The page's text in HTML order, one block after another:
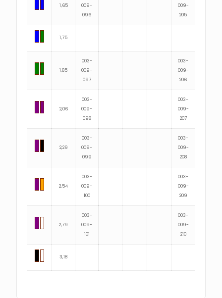
1,65
009-
096
009-
205
1,75
1,85
003-
009-
097
003-
009-
206
2,06
003-
009-
098
003-
009-
207
2,29
003-
009-
099
003-
009-
208
2,54
003-
009-
100
003-
009-
209
2,79
003-
009-
101
003-
009-
210
3,18